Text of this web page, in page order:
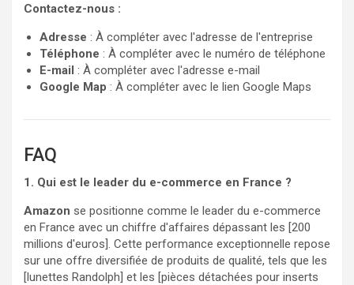
Contactez-nous :
Adresse : À compléter avec l'adresse de l'entreprise
Téléphone : À compléter avec le numéro de téléphone
E-mail : À compléter avec l'adresse e-mail
Google Map : À compléter avec le lien Google Maps
FAQ
1. Qui est le leader du e-commerce en France ?
Amazon se positionne comme le leader du e-commerce
en France avec un chiffre d'affaires dépassant les [200
millions d'euros]. Cette performance exceptionnelle repose
sur une offre diversifiée de produits de qualité, tels que les
[lunettes Randolph] et les [pièces détachées pour inserts